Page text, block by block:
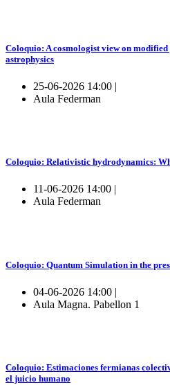
Coloquio: A cosmologist view on
astrophysics
25-06-2026 14:00 |
Aula Federman
Coloquio: Relativistic hydrodynamics:
11-06-2026 14:00 |
Aula Federman
Coloquio: Quantum Simulation in the
04-06-2026 14:00 |
Aula Magna. Pabellon 1
Coloquio: Estimaciones fermianas
el juicio humano